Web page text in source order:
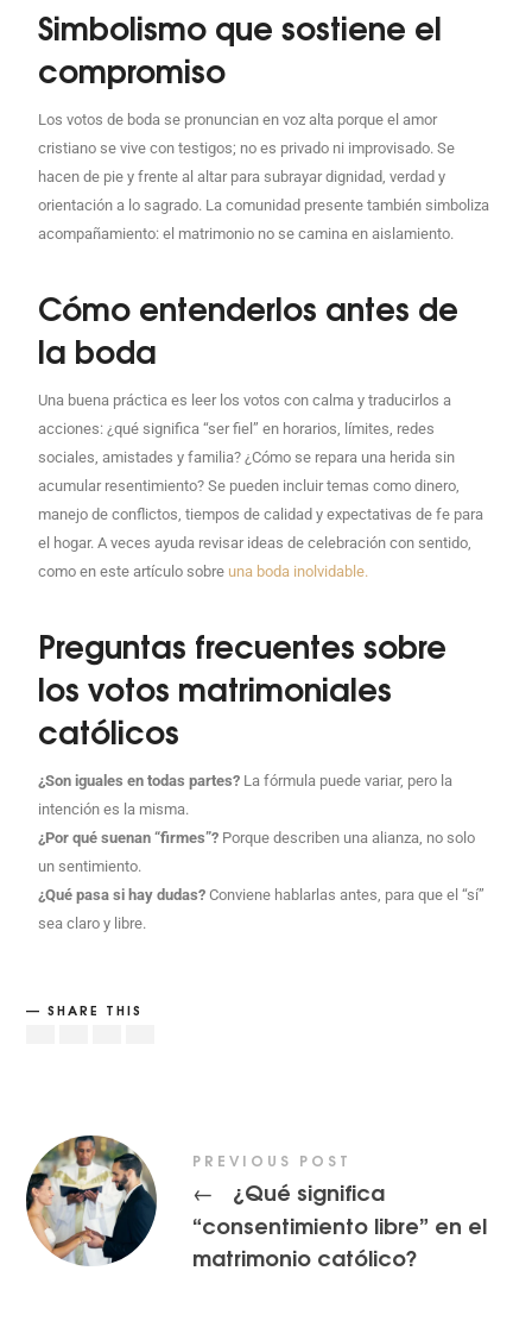
Simbolismo que sostiene el
compromiso
Los votos de boda se pronuncian en voz alta porque el amor
cristiano se vive con testigos; no es privado ni improvisado. Se
hacen de pie y frente al altar para subrayar dignidad, verdad y
orientación a lo sagrado. La comunidad presente también simboliza
acompañamiento: el matrimonio no se camina en aislamiento.
Cómo entenderlos antes de
la boda
Una buena práctica es leer los votos con calma y traducirlos a
acciones: ¿qué significa “ser fiel” en horarios, límites, redes
sociales, amistades y familia? ¿Cómo se repara una herida sin
acumular resentimiento? Se pueden incluir temas como dinero,
manejo de conflictos, tiempos de calidad y expectativas de fe para
el hogar. A veces ayuda revisar ideas de celebración con sentido,
como en este artículo sobre una boda inolvidable.
Preguntas frecuentes sobre
los votos matrimoniales
católicos
¿Son iguales en todas partes? La fórmula puede variar, pero la
intención es la misma.
¿Por qué suenan “firmes”? Porque describen una alianza, no solo
un sentimiento.
¿Qué pasa si hay dudas? Conviene hablarlas antes, para que el “sí”
sea claro y libre.
SHARE THIS
PREVIOUS POST
←
¿Qué significa
“consentimiento libre” en el
matrimonio católico?